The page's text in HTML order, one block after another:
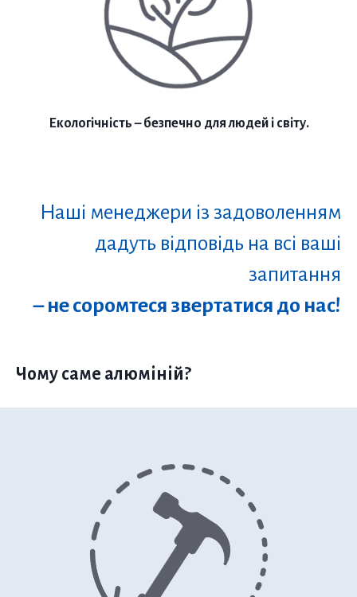
Екологічність – безпечно для людей і світу.
Наші менеджери із задоволенням
дадуть відповідь на всі ваші
запитання
– не соромтеся звертатися до нас!
Чому саме алюміній?